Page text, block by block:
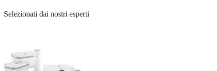
Selezionati dai nostri esperti